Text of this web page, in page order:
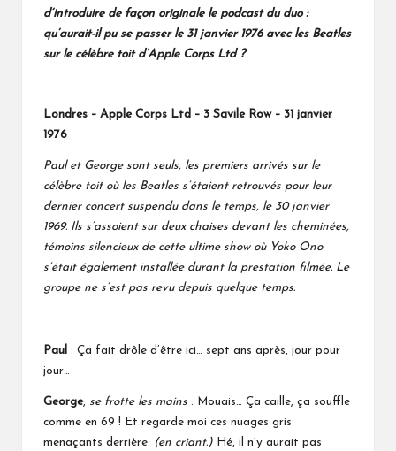
d’introduire de façon originale le podcast du duo :
qu’aurait-il pu se passer le 31 janvier 1976 avec les Beatles
sur le célèbre toit d’Apple Corps Ltd ?
Londres – Apple Corps Ltd – 3 Savile Row – 31 janvier
1976
Paul et George sont seuls, les premiers arrivés sur le
célèbre toit où les Beatles s’étaient retrouvés pour leur
dernier concert suspendu dans le temps, le 30 janvier
1969. Ils s’assoient sur deux chaises devant les cheminées,
témoins silencieux de cette ultime show où Yoko Ono
s’était également installée durant la prestation filmée. Le
groupe ne s’est pas revu depuis quelque temps.
Paul
: Ça fait drôle d’être ici… sept ans après, jour pour
jour…
George, se frotte les mains : Mouais… Ça caille, ça souffle
comme en 69 ! Et regarde moi ces nuages gris
menaçants derrière. (en criant.) Hé, il n’y aurait pas